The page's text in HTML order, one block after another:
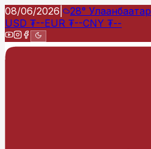
08/06/2026 28° Улаанбаатар
USD ₮--EUR ₮--CNY ₮--